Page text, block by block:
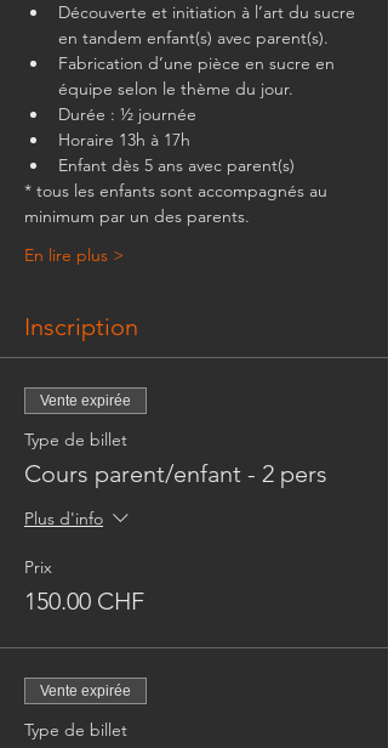
Découverte et initiation à l’art du sucre
en tandem enfant(s) avec parent(s).
Fabrication d’une pièce en sucre en
équipe selon le thème du jour.
Durée : ½ journée
Horaire 13h à 17h
Enfant dès 5 ans avec parent(s)
* tous les enfants sont accompagnés au
minimum par un des parents.
En lire plus >
Inscription
Vente expirée
Type de billet
Cours parent/enfant - 2 pers
Plus d'info
Prix
150.00 CHF
Vente expirée
Type de billet